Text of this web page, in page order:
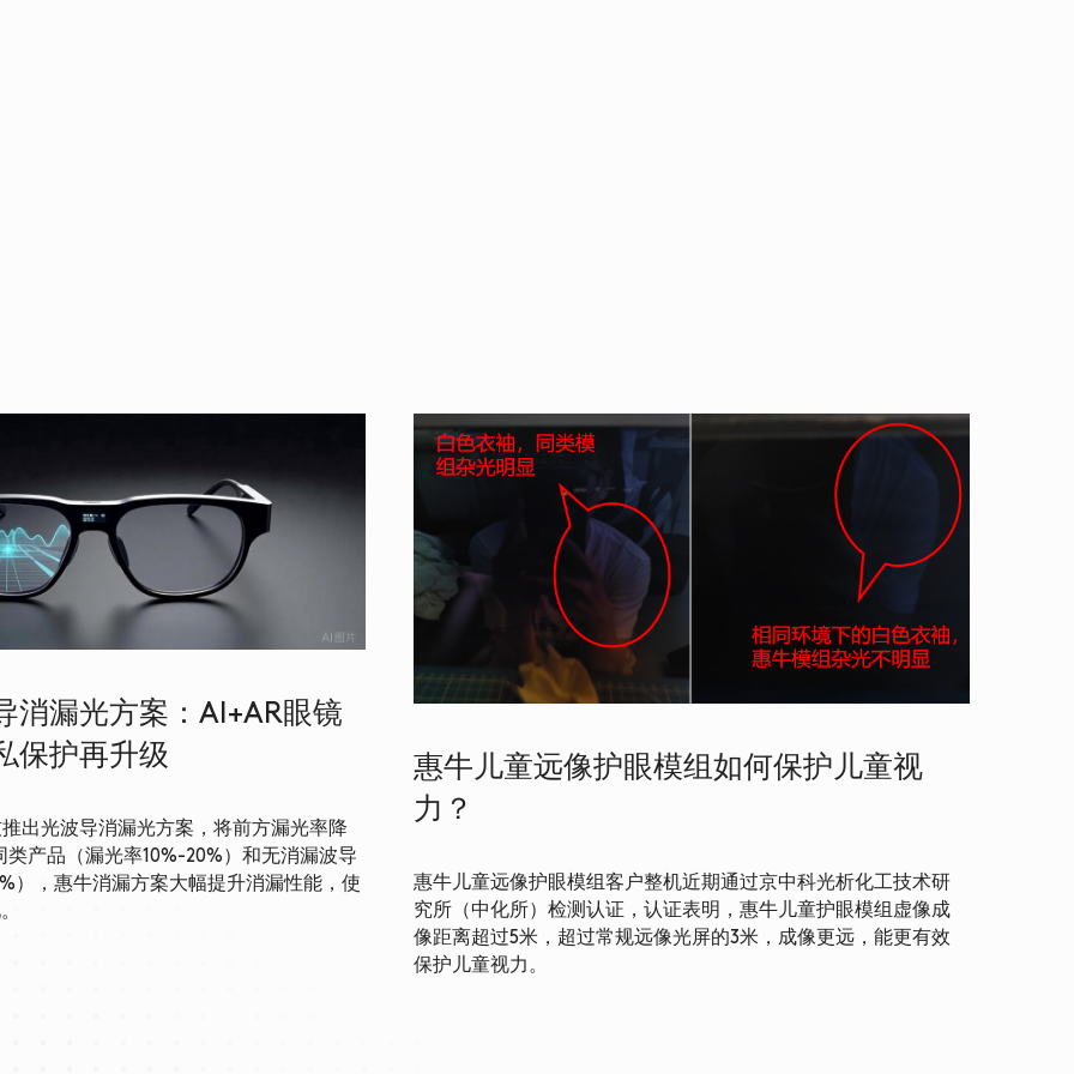
消漏光方案：AI+AR眼镜
保护再升级
出光波导消漏光方案，将前方漏光率降
类产品（漏光率10%-20%）和无消漏波导
），惠牛消漏方案大幅提升消漏性能，使
惠牛儿童远像护眼模组如何保护儿童视
力？
惠牛儿童远像护眼模组客户整机近期通过京中科光析化工技术研
究所（中化所）检测认证，认证表明，惠牛儿童护眼模组虚像成
像距离超过5米，超过常规远像光屏的3米，成像更远，能更有效
保护儿童视力。